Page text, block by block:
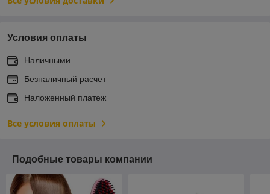
Условия оплаты
Наличными
Безналичный расчет
Наложенный платеж
Все условия оплаты
Подобные товары компании